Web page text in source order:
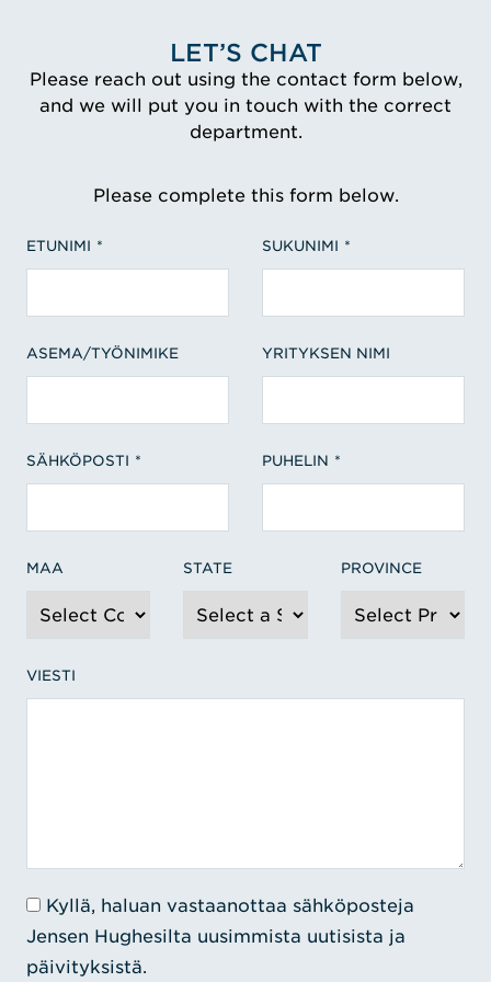
LET’S CHAT
Please reach out using the contact form below,
and we will put you in touch with the correct
department.
Please complete this form below.
ETUNIMI SUKUNIMI
ASEMA/TYÖNIMIKE YRITYKSEN NIMI
SÄHKÖPOSTI PUHELIN
MAA STATE PROVINCE
VIESTI
Kyllä, haluan vastaanottaa sähköposteja
Jensen Hughesilta uusimmista uutisista ja
päivityksistä.